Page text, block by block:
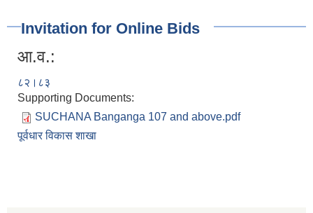
Invitation for Online Bids
आ.व.:
८२।८३
Supporting Documents:
SUCHANA Banganga 107 and above.pdf
पूर्वधार विकास शाखा